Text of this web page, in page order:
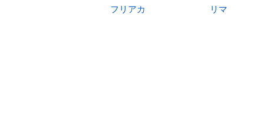
フリアカ リマ